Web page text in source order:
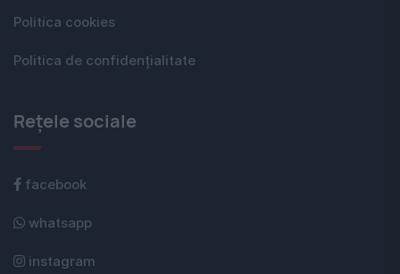
Politica cookies
Politica de confidențialitate
Rețele sociale
facebook
whatsapp
instagram